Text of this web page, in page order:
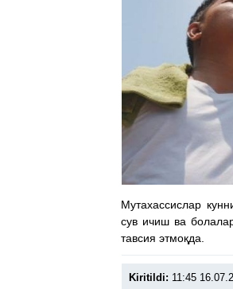
Мутахассислар
сув ичиш ва
тавсия этмоқда.
Kiritildi: 11:45